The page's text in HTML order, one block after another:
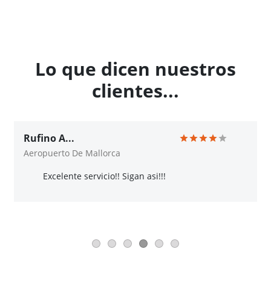
Lo que dicen nuestros
clientes...
Rufino A...
Aeropuerto De Mallorca
Excelente servicio!! Sigan asi!!!